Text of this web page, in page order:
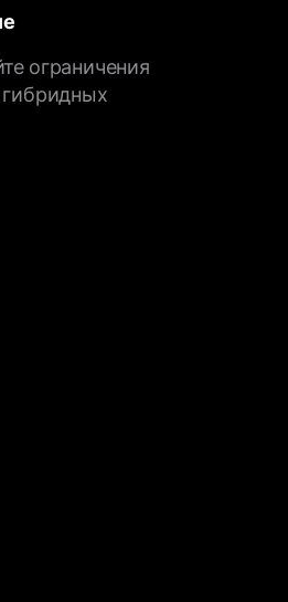
ограничения
гибридных